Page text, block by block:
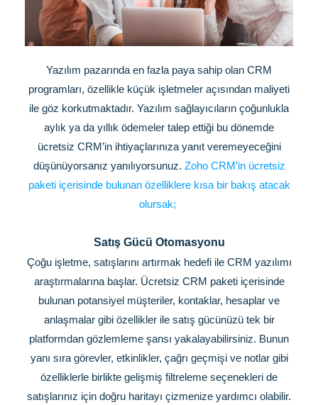
Yazılım pazarında en fazla paya sahip olan CRM
programları, özellikle küçük işletmeler açısından maliyeti
ile göz korkutmaktadır. Yazılım sağlayıcıların çoğunlukla
aylık ya da yıllık ödemeler talep ettiği bu dönemde
ücretsiz CRM’in ihtiyaçlarınıza yanıt veremeyeceğini
düşünüyorsanız yanılıyorsunuz. Zoho CRM’in ücretsiz
paketi içerisinde bulunan özelliklere kısa bir bakış atacak
olursak;
Satış Gücü Otomasyonu
Çoğu işletme, satışlarını artırmak hedefi ile CRM yazılımı
araştırmalarına başlar. Ücretsiz CRM paketi içerisinde
bulunan potansiyel müşteriler, kontaklar, hesaplar ve
anlaşmalar gibi özellikler ile satış gücünüzü tek bir
platformdan gözlemleme şansı yakalayabilirsiniz. Bunun
yanı sıra görevler, etkinlikler, çağrı geçmişi ve notlar gibi
özelliklerle birlikte gelişmiş filtreleme seçenekleri de
satışlarınız için doğru haritayı çizmenize yardımcı olabilir.